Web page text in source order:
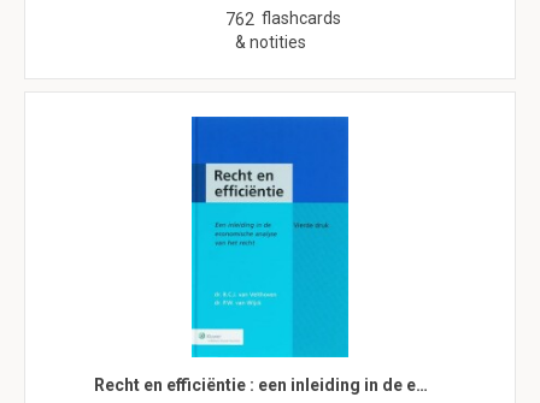
762 flashcards
& notities
Recht en efficiëntie : een inleiding in de e…